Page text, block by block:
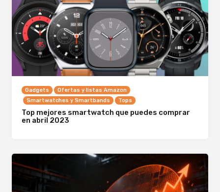
Gadgets
Ofertas y listas Amazon
Smartwatches y Smartbands
Tops
Top mejores smartwatch que puedes comprar
en abril 2023